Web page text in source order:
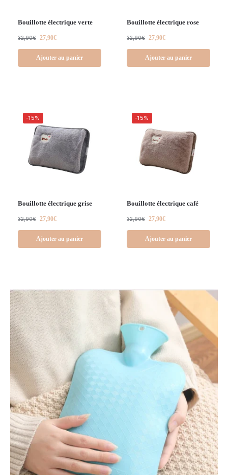
Bouillotte électrique verte
32,90€ 27,90€
Ajouter au panier
Bouillotte électrique rose
32,90€ 27,90€
Ajouter au panier
-15%
Bouillotte électrique grise
32,90€ 27,90€
Ajouter au panier
-15%
Bouillotte électrique café
32,90€ 27,90€
Ajouter au panier